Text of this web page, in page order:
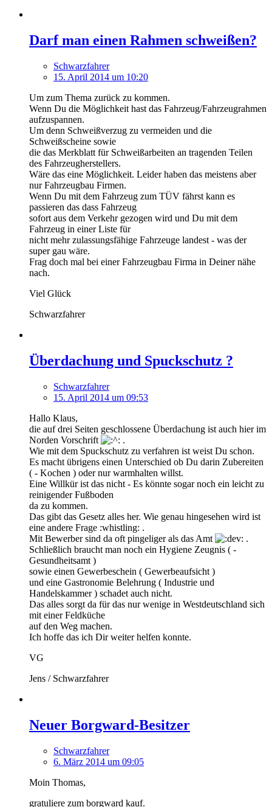
Darf man einen Rahmen schweißen?
Schwarzfahrer
15. April 2014 um 10:20
Um zum Thema zurück zu kommen.
Wenn Du die Möglichkeit hast das Fahrzeug/Fahrzeugrahmen
aufzuspannen.
Um denn Schweißverzug zu vermeiden und die
Schweißscheine sowie
die das Merkblatt für Schweißarbeiten an tragenden Teilen
des Fahrzeugherstellers.
Wäre das eine Möglichkeit. Leider haben das meistens aber
nur Fahrzeugbau Firmen.
Wenn Du mit dem Fahrzeug zum TÜV fährst kann es
passieren das dass Fahrzeug
sofort aus dem Verkehr gezogen wird und Du mit dem
Fahrzeug in einer Liste für
nicht mehr zulassungsfähige Fahrzeuge landest - was der
super gau wäre.
Frag doch mal bei einer Fahrzeugbau Firma in Deiner nähe
nach.
Viel Glück
Schwarzfahrer
Überdachung und Spuckschutz ?
Schwarzfahrer
15. April 2014 um 09:53
Hallo Klaus,
die auf drei Seiten geschlossene Überdachung ist auch hier im
Norden Vorschrift
.
Wie mit dem Spuckschutz zu verfahren ist weist Du schon.
Es macht übrigens einen Unterschied ob Du darin Zubereiten
( - Kochen ) oder nur warmhalten willst.
Eine Willkür ist das nicht - Es könnte sogar noch ein leicht zu
reinigender Fußboden
da zu kommen.
Das gibt das Gesetz alles her. Wie genau hingesehen wird ist
eine andere Frage :whistling: .
Mit Bewerber sind da oft pingeliger als das Amt
.
Schließlich braucht man noch ein Hygiene Zeugnis ( -
Gesundheitsamt )
sowie einen Gewerbeschein ( Gewerbeaufsicht )
und eine Gastronomie Belehrung ( Industrie und
Handelskammer ) schadet auch nicht.
Das alles sorgt da für das nur wenige in Westdeutschland sich
mit einer Feldküche
auf den Weg machen.
Ich hoffe das ich Dir weiter helfen konnte.
VG
Jens / Schwarzfahrer
Neuer Borgward-Besitzer
Schwarzfahrer
6. März 2014 um 09:05
Moin Thomas,
gratuliere zum borgward kauf.